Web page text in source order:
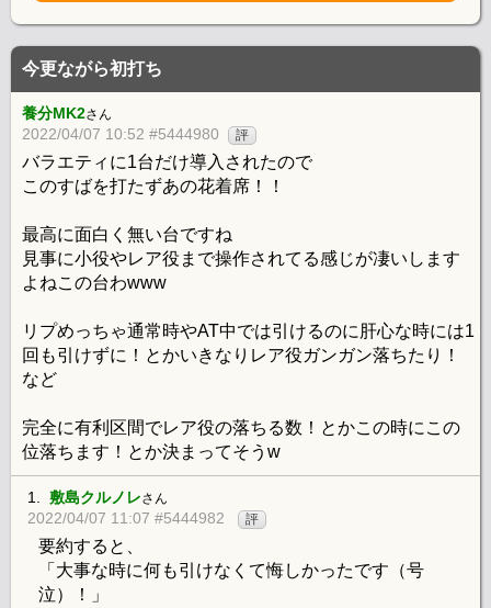
今更ながら初打ち
養分MK2さん
2022/04/07 10:52 #5444980 評
バラエティに1台だけ導入されたので
このすばを打たずあの花着席！！
最高に面白く無い台ですね
見事に小役やレア役まで操作されてる感じが凄いします
よねこの台わwww
リプめっちゃ通常時やAT中では引けるのに肝心な時には1
回も引けずに！とかいきなりレア役ガンガン落ちたり！
など
完全に有利区間でレア役の落ちる数！とかこの時にこの
位落ちます！とか決まってそうw
1. 敷島クルノレさん
2022/04/07 11:07 #5444982 評
要約すると、
「大事な時に何も引けなくて悔しかったです（号
泣）！」